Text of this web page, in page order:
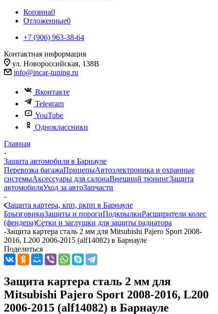
Корзина0
Отложенные0
+7 (906) 963-38-64
Контактная информация
ул. Новороссийская, 138В
info@incar-tuning.ru
Вконтакте
Telegram
YouTube
Одноклассники
Главная
-
Защита автомобиля в Барнауле
Перевозка багажаПрицепыАвтоэлектроника и охранные
системыАксессуары для салонаВнешний тюнингЗащита
автомобиляУход за автоЗапчасти
-
Защита картера, кпп, ркпп в Барнауле
БрызговикиЗащиты и порогиПодкрылкиРасширители колес
(фендера)Сетки и заглушки для защиты радиатора
-Защита картера сталь 2 мм для Mitsubishi Pajero Sport 2008-
2016, L200 2006-2015 (alf14082) в Барнауле
Поделиться
Защита картера сталь 2 мм для
Mitsubishi Pajero Sport 2008-2016, L200
2006-2015 (alf14082) в Барнауле